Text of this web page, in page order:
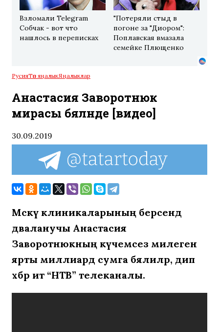
Взломали Telegram
Собчак - вот что
нашлось в переписках
"Потеряли стыд в
погоне за "Диором":
Поплавская вмазала
семейке Плющенко
РусияТөп яңалыкЯңалыклар
Анастасия Заворотнюк
мирасы бәяләнде [видео]
30.09.2019
Мәскәү клиникаларының берсендә
дәваланучы Анастасия
Заворотнюкның күчемсез милеген
ярты миллиард сумга бәялиләр, дип
хәбәр итә “НТВ” телеканалы.